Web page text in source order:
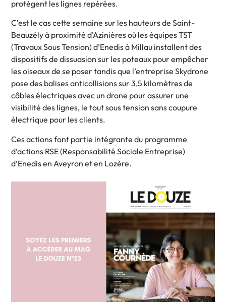
protègent les lignes repérées.
C’est le cas cette semaine sur les hauteurs de Saint-
Beauzély à proximité d’Azinières où les équipes TST
(Travaux Sous Tension) d’Enedis à Millau installent des
dispositifs de dissuasion sur les poteaux pour empêcher
les oiseaux de se poser tandis que l’entreprise Skydrone
pose des balises anticollisions sur 3,5 kilomètres de
câbles électriques avec un drone pour assurer une
visibilité des lignes, le tout sous tension sans coupure
électrique pour les clients.
Ces actions font partie intégrante du programme
d’actions RSE (Responsabilité Sociale Entreprise)
d’Enedis en Aveyron et en Lozère.